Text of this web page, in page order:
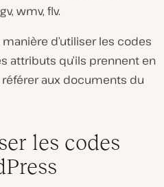
wmv, flv.
d’utiliser les codes
attributs qu’ils prennent en
référer aux documents du
les codes